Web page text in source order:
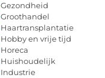
Gezondheid
Groothandel
Haartransplantatie
Hobby en vrije tijd
Horeca
Huishoudelijk
Industrie